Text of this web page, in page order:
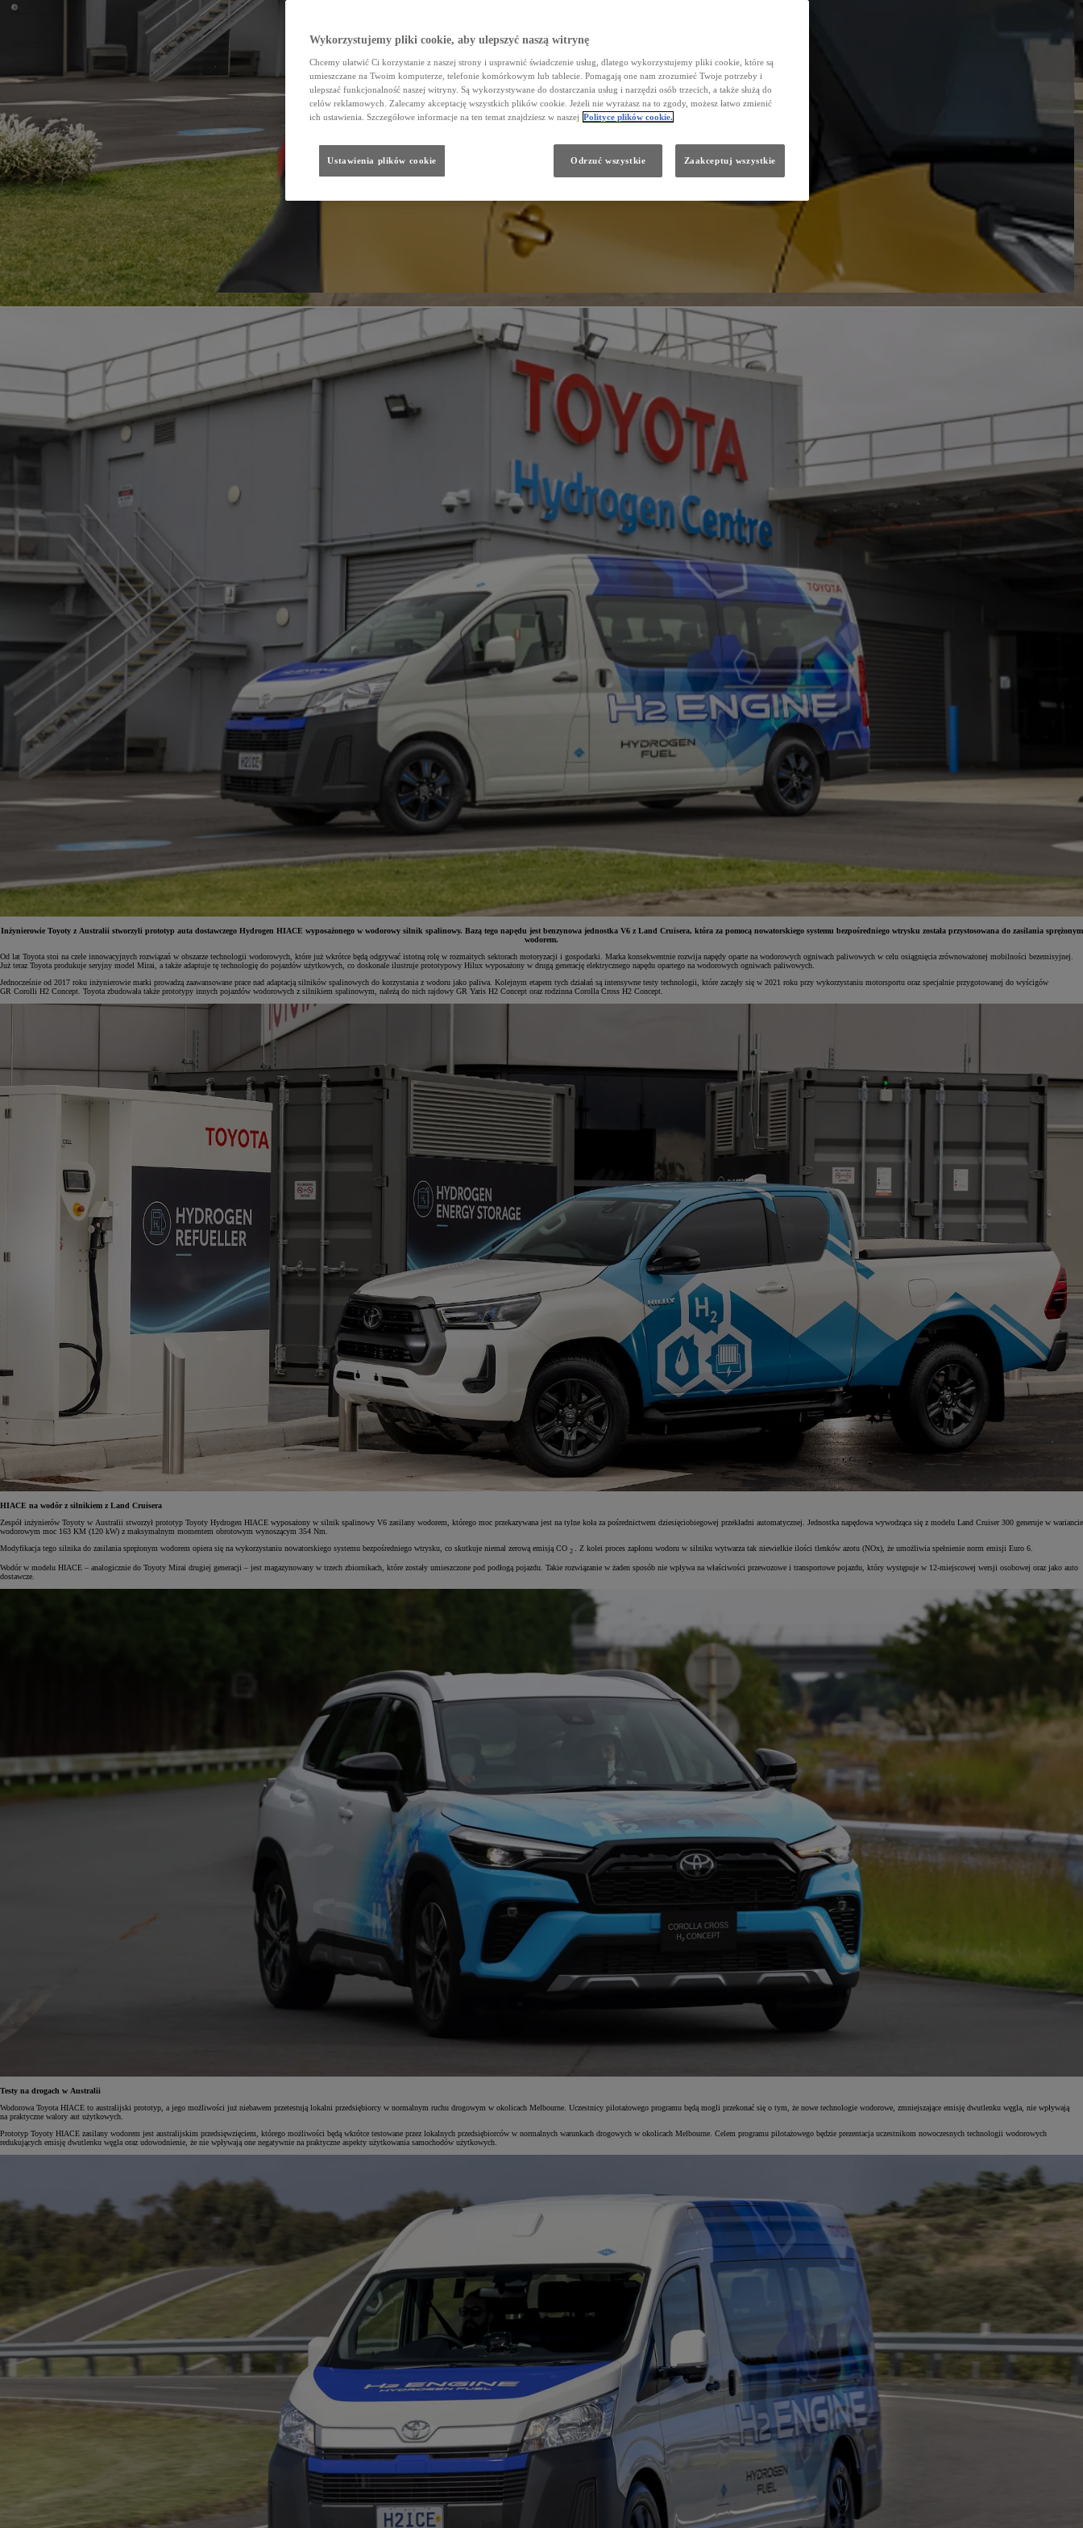
Yaris Cross
HYBRID
Inżynierowie Toyoty z Australii stworzyli prototyp auta dostawczego Hydrogen HIACE wyposażonego w wodorowy silnik spalinowy. Bazą tego napędu jest benzynowa jednostka V6 z Land Cruisera, która za pomocą nowatorskiego systemu bezpośredniego wtrysku została przystosowana do zasilania sprężonym
wodorem.
Od lat Toyota stoi na czele innowacyjnych rozwiązań w obszarze technologii wodorowych, które już wkrótce będą odgrywać istotną rolę w rozmaitych sektorach motoryzacji i gospodarki. Marka konsekwentnie rozwija napędy oparte na wodorowych ogniwach paliwowych w celu osiągnięcia zrównoważonej mobilności bezemisyjnej.
Już teraz Toyota produkuje seryjny model Mirai, a także adaptuje tę technologię do pojazdów użytkowych, co doskonale ilustruje prototypowy Hilux wyposażony w drugą generację elektrycznego napędu opartego na wodorowych ogniwach paliwowych.
Jednocześnie od 2017 roku inżynierowie marki prowadzą zaawansowane prace nad adaptacją silników spalinowych do korzystania z wodoru jako paliwa. Kolejnym etapem tych działań są intensywne testy technologii, które zaczęły się w 2021 roku przy wykorzystaniu motorsportu oraz specjalnie przygotowanej do wyścigów
GR Corolli H2 Concept. Toyota zbudowała także prototypy innych pojazdów wodorowych z silnikiem spalinowym, należą do nich rajdowy GR Yaris H2 Concept oraz rodzinna Corolla Cross H2 Concept.
HIACE na wodór z silnikiem z Land Cruisera
Zespół inżynierów Toyoty w Australii stworzył prototyp Toyoty Hydrogen HIACE wyposażony w silnik spalinowy V6 zasilany wodorem, którego moc przekazywana jest na tylne koła za pośrednictwem dziesięciobiegowej przekładni automatycznej. Jednostka napędowa wywodząca się z modelu Land Cruiser 300 generuje w wariancie
wodorowym moc 163 KM (120 kW) z maksymalnym momentem obrotowym wynoszącym 354 Nm.
Modyfikacja tego silnika do zasilania sprężonym wodorem opiera się na wykorzystaniu nowatorskiego systemu bezpośredniego wtrysku, co skutkuje niemal zerową emisją CO 2 . Z kolei proces zapłonu wodoru w silniku wytwarza tak niewielkie ilości tlenków azotu (NOx), że umożliwia spełnienie norm emisji Euro 6.
Wodór w modelu HIACE – analogicznie do Toyoty Mirai drugiej generacji – jest magazynowany w trzech zbiornikach, które zostały umieszczone pod podłogą pojazdu. Takie rozwiązanie w żaden sposób nie wpływa na właściwości przewozowe i transportowe pojazdu, który występuje w 12-miejscowej wersji osobowej oraz jako auto
dostawcze.
Testy na drogach w Australii
Wodorowa Toyota HIACE to australijski prototyp, a jego możliwości już niebawem przetestują lokalni przedsiębiorcy w normalnym ruchu drogowym w okolicach Melbourne. Uczestnicy pilotażowego programu będą mogli przekonać się o tym, że nowe technologie wodorowe, zmniejszające emisję dwutlenku węgla, nie wpływają
na praktyczne walory aut użytkowych.
Prototyp Toyoty HIACE zasilany wodorem jest australijskim przedsięwzięciem, którego możliwości będą wkrótce testowane przez lokalnych przedsiębiorców w normalnych warunkach drogowych w okolicach Melbourne. Celem programu pilotażowego będzie prezentacja uczestnikom nowoczesnych technologii wodorowych
redukujących emisję dwutlenku węgla oraz udowodnienie, że nie wpływają one negatywnie na praktyczne aspekty użytkowania samochodów użytkowych.
Wykorzystujemy pliki cookie, aby ulepszyć naszą witrynę
Chcemy ułatwić Ci korzystanie z naszej strony i usprawnić świadczenie usług, dlatego wykorzystujemy pliki cookie, które są
umieszczane na Twoim komputerze, telefonie komórkowym lub tablecie. Pomagają one nam zrozumieć Twoje potrzeby i
ulepszać funkcjonalność naszej witryny. Są wykorzystywane do dostarczania usług i narzędzi osób trzecich, a także służą do
celów reklamowych. Zalecamy akceptację wszystkich plików cookie. Jeżeli nie wyrażasz na to zgody, możesz łatwo zmienić
ich ustawienia. Szczegółowe informacje na ten temat znajdziesz w naszej Polityce plików cookie.
Ustawienia plików cookie Odrzuć wszystkie Zaakceptuj wszystkie